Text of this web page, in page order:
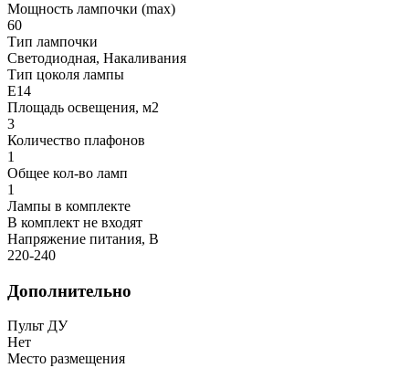
Мощность лампочки (max)
60
Тип лампочки
Светодиодная, Накаливания
Тип цоколя лампы
E14
Площадь освещения, м2
3
Количество плафонов
1
Общее кол-во ламп
1
Лампы в комплекте
В комплект не входят
Напряжение питания, В
220-240
Дополнительно
Пульт ДУ
Нет
Место размещения